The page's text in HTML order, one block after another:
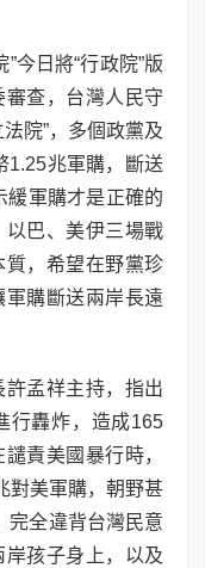
今日將“行政院”版
查，台灣人民守
院”，多個政黨及
1.25兆軍購，斷送
緩軍購才是正確的
巴、美伊三場戰
，希望在野黨珍
購斷送兩岸長遠
孟祥主持，指出
行轟炸，造成165
責美國暴行時，
對美軍購，朝野甚
完全違背台灣民意
孩子身上，以及